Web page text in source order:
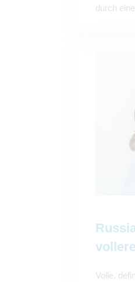
durch
Volle,